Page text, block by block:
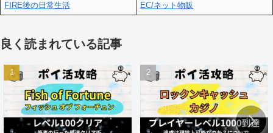
FIRE後の日常生活 EC/ネット物販
良く読まれている記事